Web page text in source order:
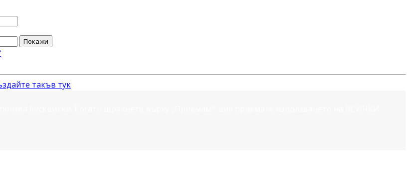
Покажи
такъв тук